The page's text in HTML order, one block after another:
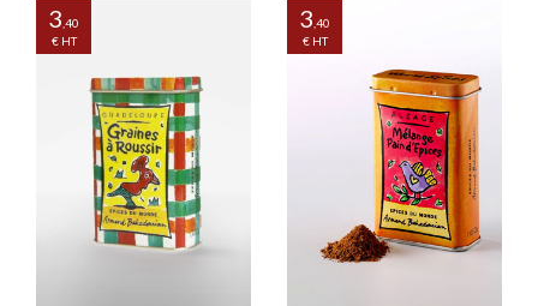
3 ,40
€ HT
3 ,40
€ HT